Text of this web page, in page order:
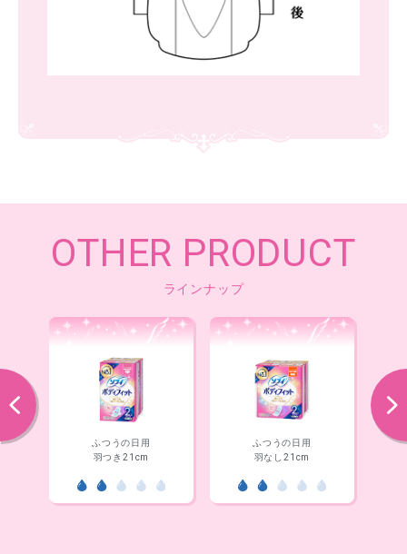
OTHER PRODUCT
ラインナップ
ふつうの日用
羽なし21cm
夜用
羽なし26cm
前へ 次へ